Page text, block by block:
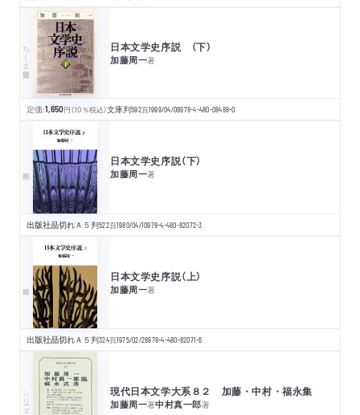
ちくま学芸文庫 日本文学史序説 （下）
加藤周一著
定価:1,650円 （10％税込）文庫判592頁1999/04/08978-4-480-08488-0
日本文学史序説（下）
加藤周一著
出版社品切れＡ５判522頁1980/04/10978-4-480-82072-3
日本文学史序説（上）
加藤周一著
出版社品切れＡ５判324頁1975/02/28978-4-480-82071-6
シリーズ・全集 現代日本文学大系８２ 加藤・中村・福永集
加藤周一著中村真一郎著